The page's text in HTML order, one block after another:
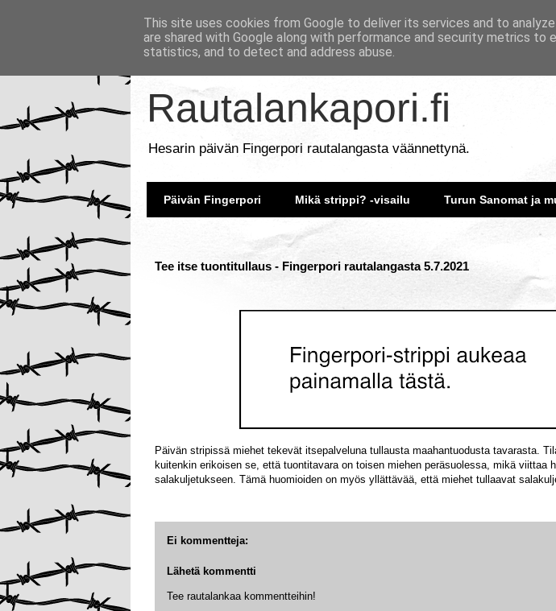
Rautalankapori.fi
Hesarin päivän Fingerpori rautalangasta väännettynä.
Päivän Fingerpori Mikä strippi? -visailu Turun Sanomat ja
Tee itse tuontitullaus - Fingerpori rautalangasta 5.7.2021
Päivän stripissä miehet tekevät itsepalveluna tullausta maahantuodusta tavarasta.
kuitenkin erikoisen se, että tuontitavara on toisen miehen peräsuolessa, mikä viittaa
salakuljetukseen. Tämä huomioiden on myös yllättävää, että miehet tullaavat
Ei kommentteja:
Lähetä kommentti
Tee rautalankaa kommentteihin!
This site uses cookies from Google to deliver its services and to
are shared with Google along with performance and security metrics to
statistics, and to detect and address abuse.